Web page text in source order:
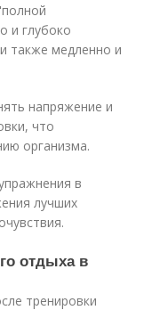
и глубоко
также медленно и
напряжение и
что
организма.
в
лучших
отдыха в
тренировки